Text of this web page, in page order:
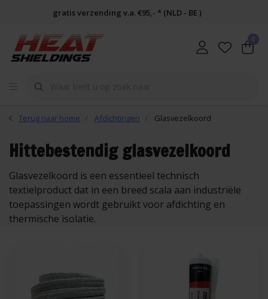
gratis verzending v.a. €95,- * (NLD - BE )
0
Terug naar home Afdichtingen Glasvezelkoord
Hittebestendig glasvezelkoord
Glasvezelkoord is een essentieel technisch
textielproduct dat in een breed scala aan industriële
toepassingen wordt gebruikt voor afdichting en
thermische isolatie.